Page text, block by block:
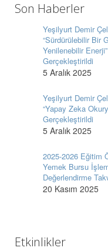
Son Haberler
Yeşilyurt Demir
“Sürdürülebilir Bir
Yenilenebilir
Gerçekleştirildi
5 Aralık 2025
Yeşilyurt Demir
“Yapay Zeka
Gerçekleştirildi
5 Aralık 2025
2025-2026 Eğitim
Yemek Bursu
Değerlendirme
20 Kasım 2025
Etkinlikler